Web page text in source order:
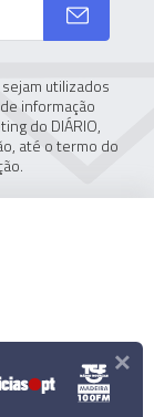
utilizados
informação
do DIÁRIO,
até o termo do
×